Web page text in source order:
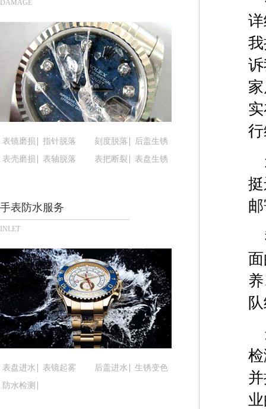
沈阳市沈河区中街路137号亨得利名表服务中心（
沈阳市沈河区中街路83号亨得利名表服务中心（
乌鲁木齐市天山区红山路26号时代广场（
温州市鹿城区锦绣路1067号置信广场10层1015室
哈尔滨市道里区友谊西路600号富力中心T2座写字
大连市中山区人民路15号国际金融大厦7层G室（
佛山市禅城区季华五路57号万科金融中心C座12层
东莞市东城街道鸿福东路1号民盈国贸中心T1写字
无锡市梁溪区人民中路139号恒隆广场写字楼1座
南通市崇川区工农路57号圆融广场写字楼16层
苏州市苏州工业园区星港街199号苏州中心办公楼
南宁市青秀区金湖路59号地王大厦12楼1224室（
合肥市蜀山区潜山路111号万象城华润大厦B座12
青岛市南区山东路6号华润大厦B座22层04室（需
烟台市芝罘区胜利路139号万达金融中心A座907室
长春市朝阳区西安大路727号中银大厦A座(旺进大
贵阳市南明区都司高架桥路33号亨特国际金融中心
昆明市盘龙区北京路928号同德昆明广场写字楼10
石家庄市长安区中山东路39号勒泰中心写字楼B座
西安市碑林区南关正街88号华侨城长安国际中心E
海口市龙华区金贸东路5号海口华润大厦B座17层
唐山市路南区新华东道100号万达广场写字楼A座
DAMAGE
表镜磨损 指针脱落 刻度脱落
后盖生锈
表壳磨损
表轴脱落 表把断裂 表盘生锈
手表防水服务
INLET
表盘进水 表镜起雾 后盖进水
生锈变色
防水检测